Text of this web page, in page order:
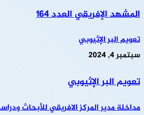
المشهد الإفريقي العدد 164
تعويم البر الإثيوبي
سبتمبر 4, 2024
تعويم البر الإثيوبي
مداخلة مدير المركز الافريقي للأبحاث